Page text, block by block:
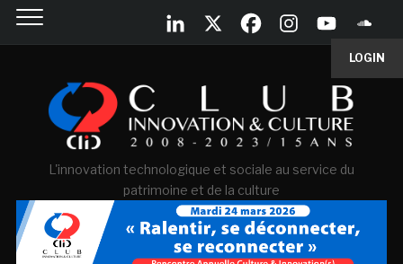
LOGIN
L'innovation technologique et sociale au service du
patrimoine et de la culture